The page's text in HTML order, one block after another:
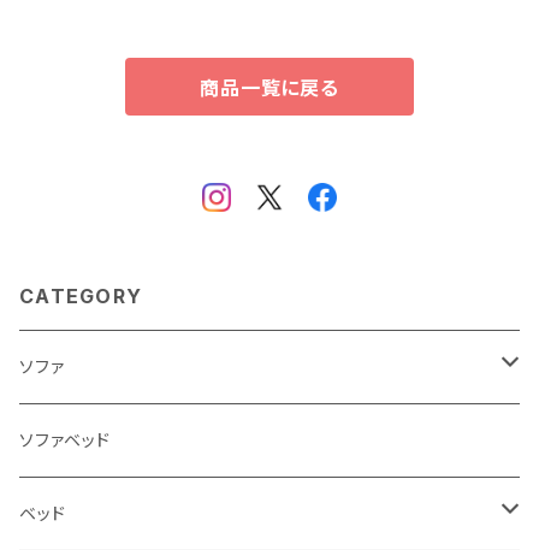
商品一覧に戻る
CATEGORY
ソファ
3人掛け
2.5人掛け
ソファベッド
ベッド